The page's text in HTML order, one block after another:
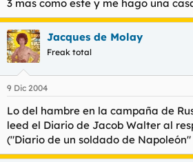
3 mas como este y me hago una
Jacques de Molay
Freak total
9 Dic 2004
Lo del hambre en la campaña de
leed el Diario de Jacob Walter al
("Diario de un soldado de Napoleón"